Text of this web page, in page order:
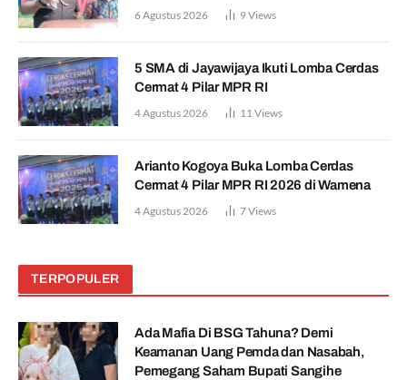
6 Agustus 2026 9Views
5 SMA di Jayawijaya Ikuti Lomba Cerdas
Cermat 4 Pilar MPR RI
4 Agustus 2026 11Views
Arianto Kogoya Buka Lomba Cerdas
Cermat 4 Pilar MPR RI 2026 di Wamena
4 Agustus 2026 7Views
TERPOPULER
Ada Mafia Di BSG Tahuna? Demi
Keamanan Uang Pemda dan Nasabah,
Pemegang Saham Bupati Sangihe